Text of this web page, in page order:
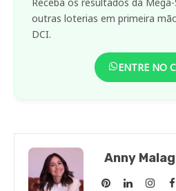
outras loterias em primeira
DCI.
ENTRE NO
Anny
AnnyAnnyAnny